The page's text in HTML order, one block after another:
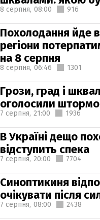
8 серпня, 08:00 916
Похолодання йде
регіони
на 8 серпня
8 серпня, 06:46 1301
Грози, град і
оголосили
7 серпня, 21:00 1936
В Україні дещо
відступить спека
7 серпня, 20:00 7704
Синоптикиня
очікувати після
7 серпня, 08:00 2438